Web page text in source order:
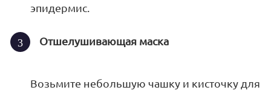
эпидермис.
Отшелушивающая маска
Возьмите небольшую чашку и кисточку для